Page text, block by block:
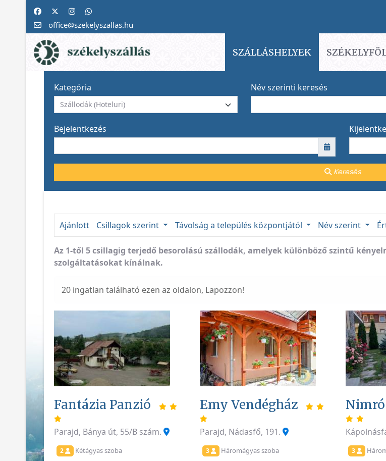
office@szekelyszallas.hu
SZÁLLÁSHELYEK
Kategória Név szerinti keresés
Bejelentkezés
Keresés
Ajánlott Csillagok szerint Távolság a település központjától Név szerint
Az 1-től 5 csillagig terjedő besorolású szállodák, amelyek különböző szintű
szolgáltatásokat kínálnak.
20 ingatlan található ezen az oldalon, Lapozzon!
Fantázia Panzió
Parajd, Bánya út, 55/B szám.
2 Kétágyas szoba
Emy Vendégház
Parajd, Nádasfő, 191.
3 Háromágyas szoba 3